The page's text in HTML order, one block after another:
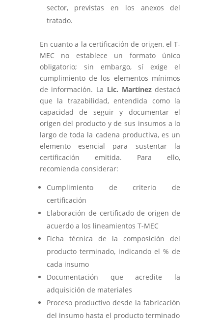
sector, previstas en los anexos del
tratado.
En cuanto a la certificación de origen, el T-
MEC no establece un formato único
obligatorio; sin embargo, sí exige el
cumplimiento de los elementos mínimos
de información. La Lic. Martínezdestacó
que la trazabilidad, entendida como la
capacidad de seguir y documentar el
origen del producto y de sus insumos a lo
largo de toda la cadena productiva, es un
elemento esencial para sustentar la
certificación emitida. Para ello,
recomienda considerar:
Cumplimiento de criterio de
certificación
Elaboración de certificado de origen de
acuerdo a los lineamientos T-MEC
Ficha técnica de la composición del
producto terminado, indicando el % de
cada insumo
Documentación que acredite la
adquisición de materiales
Proceso productivo desde la fabricación
del insumo hasta el producto terminado